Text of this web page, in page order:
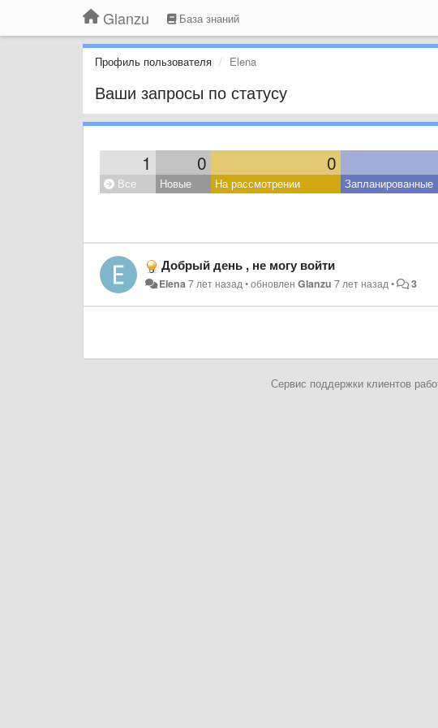
Glanzu База знаний
Профиль пользователя Elena
Ваши запросы по статусу
1 0 0
Все Новые На рассмотрении Запланированные
Добрый день , не могу войти
Elena7 лет назад•обновленGlanzu 7 лет назад• 3
Сервис поддержки клиентов